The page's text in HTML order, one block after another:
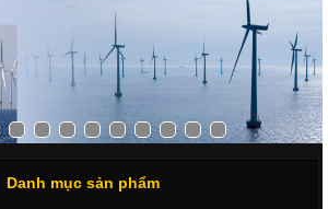
Danh mục sản phẩm